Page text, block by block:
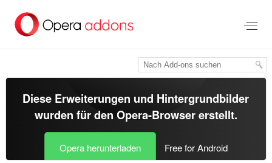
Hauptinhalt
springen
Diese Erweiterungen und Hintergrundbilder
wurden für den Opera-Browsererstellt.
Opera herunterladen Free for Android